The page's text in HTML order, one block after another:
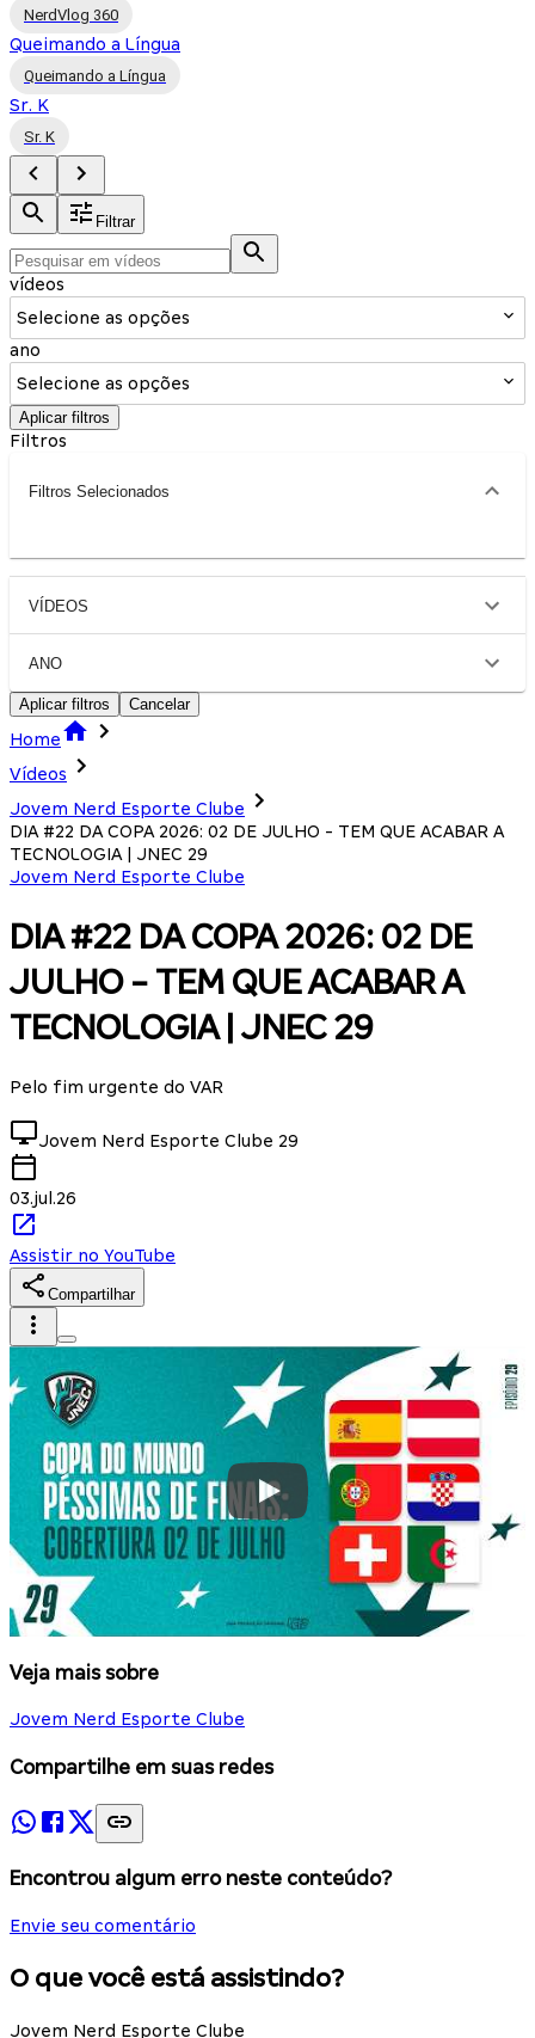
NerdVlog 360
Queimando a Língua
Queimando a Língua
Sr. K
Sr. K
Filtrar
vídeos
Selecione as opções
ano
Selecione as opções
Aplicar filtros
Filtros
Filtros Selecionados
VÍDEOS
ANO
Aplicar filtros Cancelar
Home
Vídeos
Jovem Nerd Esporte Clube
DIA #22 DA COPA 2026: 02 DE JULHO - TEM QUE ACABAR A
TECNOLOGIA | JNEC 29
Jovem Nerd Esporte Clube
DIA #22 DA COPA 2026: 02 DE
JULHO - TEM QUE ACABAR A
TECNOLOGIA | JNEC 29
Pelo fim urgente do VAR
Jovem Nerd Esporte Clube 29
03.jul.26
Assistir no YouTube
Compartilhar
Veja mais sobre
Jovem Nerd Esporte Clube
Compartilhe em suas redes
Encontrou algum erro neste conteúdo?
Envie seu comentário
O que você está assistindo?
Jovem Nerd Esporte Clube